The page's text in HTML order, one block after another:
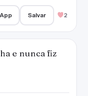
Salvar 2
e nunca fiz